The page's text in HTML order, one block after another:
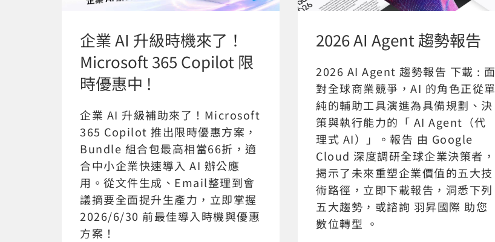
企業 AI 升級時機來了！
Microsoft 365 Copilot 限
時優惠中 !
企業 AI 升級補助來了！Microsoft
365 Copilot 推出限時優惠方案，
Bundle 組合包最高相當66折，適
合中小企業快速導入 AI 辦公應
用。從文件生成、Email整理到會
議摘要全面提升生產力，立即掌握
2026/6/30 前最佳導入時機與優惠
方案！
2026 AI Agent 趨勢報告
2026 AI Agent 趨勢報告 下載 : 面
對全球商業競爭，AI 的角色正從單
純的輔助工具演進為具備規劃、決
策與執行能力的「 AI Agent（代
理式 AI）」。報告 由 Google
Cloud 深度調研全球企業決策者，
揭示了未來重塑企業價值的五大技
術路徑，立即下載報告，洞悉下列
五大趨勢，或諮詢 羽昇國際 助您
數位轉型 。